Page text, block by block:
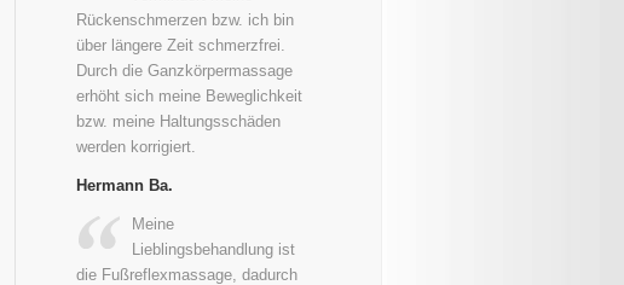
Rückenschmerzen bzw. ich bin
über längere Zeit schmerzfrei.
Durch die Ganzkörpermassage
erhöht sich meine Beweglichkeit
bzw. meine Haltungsschäden
werden korrigiert.
Hermann Ba.
Meine
Lieblingsbehandlung ist
die Fußreflexmassage, dadurch